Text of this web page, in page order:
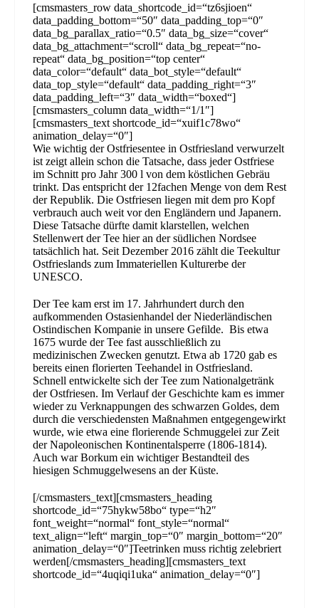
[cmsmasters_row data_shortcode_id=“tz6sjioen“
data_padding_bottom=“50″ data_padding_top=“0″
data_bg_parallax_ratio=“0.5″ data_bg_size=“cover“
data_bg_attachment=“scroll“ data_bg_repeat=“no-
repeat“ data_bg_position=“top center“
data_color=“default“ data_bot_style=“default“
data_top_style=“default“ data_padding_right=“3″
data_padding_left=“3″ data_width=“boxed“]
[cmsmasters_column data_width=“1/1″]
[cmsmasters_text shortcode_id=“xuif1c78wo“
animation_delay=“0″]
Wie wichtig der Ostfriesentee in Ostfriesland verwurzelt
ist zeigt allein schon die Tatsache, dass jeder Ostfriese
im Schnitt pro Jahr 300 l von dem köstlichen Gebräu
trinkt. Das entspricht der 12fachen Menge von dem Rest
der Republik. Die Ostfriesen liegen mit dem pro Kopf
verbrauch auch weit vor den Engländern und Japanern.
Diese Tatsache dürfte damit klarstellen, welchen
Stellenwert der Tee hier an der südlichen Nordsee
tatsächlich hat. Seit Dezember 2016 zählt die Teekultur
Ostfrieslands zum Immateriellen Kulturerbe der
UNESCO.
Der Tee kam erst im 17. Jahrhundert durch den
aufkommenden Ostasienhandel der Niederländischen
Ostindischen Kompanie in unsere Gefilde. Bis etwa
1675 wurde der Tee fast ausschließlich zu
medizinischen Zwecken genutzt. Etwa ab 1720 gab es
bereits einen florierten Teehandel in Ostfriesland.
Schnell entwickelte sich der Tee zum Nationalgetränk
der Ostfriesen. Im Verlauf der Geschichte kam es immer
wieder zu Verknappungen des schwarzen Goldes, dem
durch die verschiedensten Maßnahmen entgegengewirkt
wurde, wie etwa eine florierende Schmuggelei zur Zeit
der Napoleonischen Kontinentalsperre (1806-1814).
Auch war Borkum ein wichtiger Bestandteil des
hiesigen Schmuggelwesens an der Küste.
[/cmsmasters_text][cmsmasters_heading
shortcode_id=“75hykw58bo“ type=“h2″
font_weight=“normal“ font_style=“normal“
text_align=“left“ margin_top=“0″ margin_bottom=“20″
animation_delay=“0″]Teetrinken muss richtig zelebriert
werden[/cmsmasters_heading][cmsmasters_text
shortcode_id=“4uqiqi1uka“ animation_delay=“0″]